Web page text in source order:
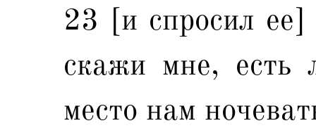
23 [и спросил ее]
скажи мне, есть
место нам